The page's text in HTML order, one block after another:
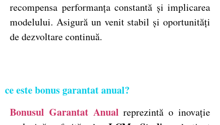
recompensa performanța constantă și implicarea
modelului. Asigură un venit stabil și oportunități
de dezvoltare continuă.
ce este bonus garantat anual?
Bonusul Garantat Anual reprezintă o inovație